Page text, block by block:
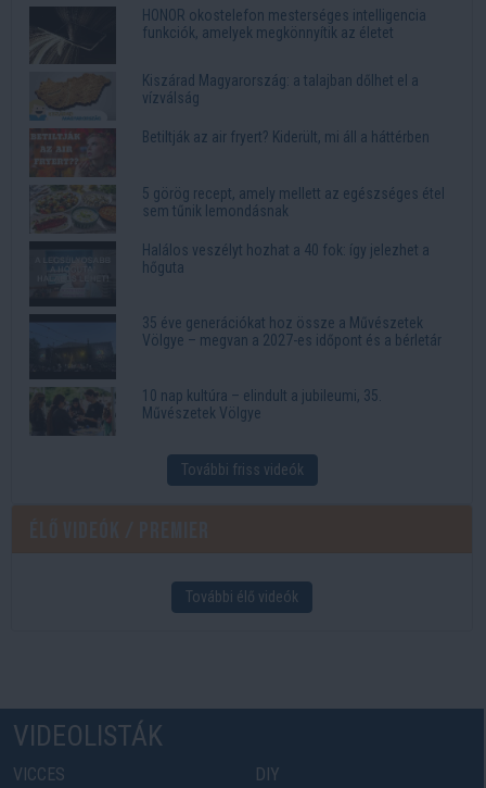
HONOR okostelefon mesterséges intelligencia
funkciók, amelyek megkönnyítik az életet
Kiszárad Magyarország: a talajban dőlhet el a
vízválság
Betiltják az air fryert? Kiderült, mi áll a háttérben
5 görög recept, amely mellett az egészséges étel
sem tűnik lemondásnak
Halálos veszélyt hozhat a 40 fok: így jelezhet a
hőguta
35 éve generációkat hoz össze a Művészetek
Völgye – megvan a 2027-es időpont és a bérletár
10 nap kultúra – elindult a jubileumi, 35.
Művészetek Völgye
További friss videók
További élő videók
VIDEOLISTÁK
VICCES
DIY